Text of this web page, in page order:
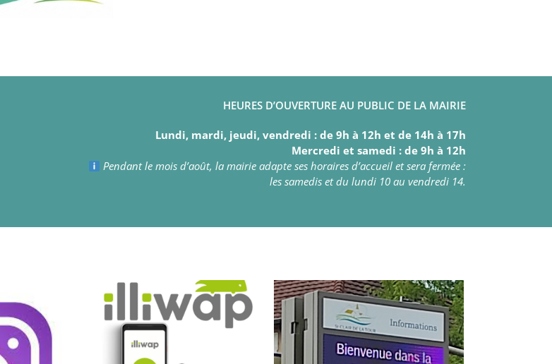
HEURES D’OUVERTURE AU PUBLIC DE LA MAIRIE
Lundi, mardi, jeudi, vendredi : de 9h à 12h et de 14h à 17h
Mercredi et samedi : de 9h à 12h
Pendant le mois d’août, la mairie adapte ses horaires d’accueil et sera fermée :
les samedis et du lundi 10 au vendredi 14.